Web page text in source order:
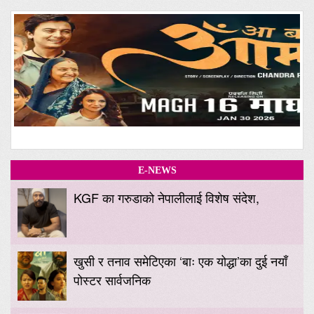
E-NEWS
KGF का गरुडाको नेपालीलाई विशेष संदेश,
खुसी र तनाव समेटिएका ‘बाः एक योद्धा’का दुई नयाँ
पोस्टर सार्वजनिक